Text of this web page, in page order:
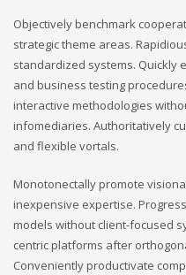
Objectively benchmark
strategic theme areas.
standardized systems. Quickly
and business testing
interactive methodologies
infomediaries. Authoritatively
and flexible vortals.
Monotonectally promote
inexpensive expertise.
models without client-focused
centric platforms after
Conveniently productivate